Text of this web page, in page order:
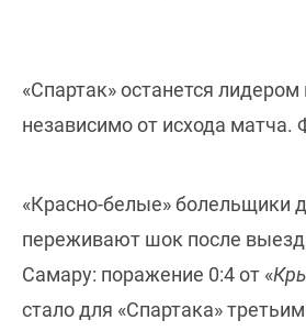
«Спартак» останется лидером
независимо от исхода матча.
«Красно-белые» болельщики
переживают шок после
Самару: поражение 0:4 от «
стало для «Спартака»